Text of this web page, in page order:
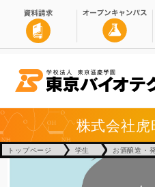
株式会社虎
トップページ 学生 お酒醸造・